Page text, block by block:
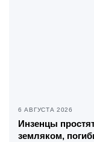
6 АВГУСТА 2026
Инзенцы
земляком,